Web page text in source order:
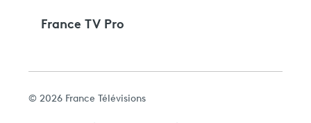
France TV Pro
© 2026 France Télévisions